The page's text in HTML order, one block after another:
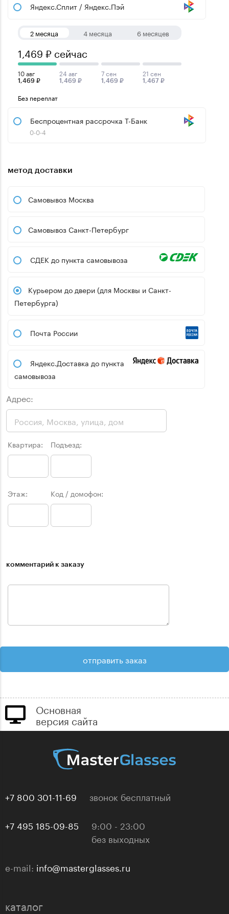
Яндекс.Сплит / Яндекс.Пэй
2 месяца 4 месяца 6 месяцев
1,469 ₽ сейчас
10 авг
1,469 ₽
24 авг
1,469 ₽
7 сен
1,469 ₽
21 сен
1,467 ₽
Без переплат
Беспроцентная рассрочка Т-Банк
0-0-4
метод доставки
Самовывоз Москва
Самовывоз Санкт-Петербург
СДЕК до пункта самовывоза
Курьером до двери (для Москвы и Санкт-
Петербурга)
Почта России
Яндекс.Доставка до пункта
самовывоза
Адрес:
Квартира: Подъезд:
Этаж: Код / домофон:
комментарий к заказу
Основная
версия сайта
+7 800 301-11-69 звонок бесплатный
+7 495 185-09-85
9:00 - 23:00
без выходных
e-mail: info@masterglasses.ru
каталог